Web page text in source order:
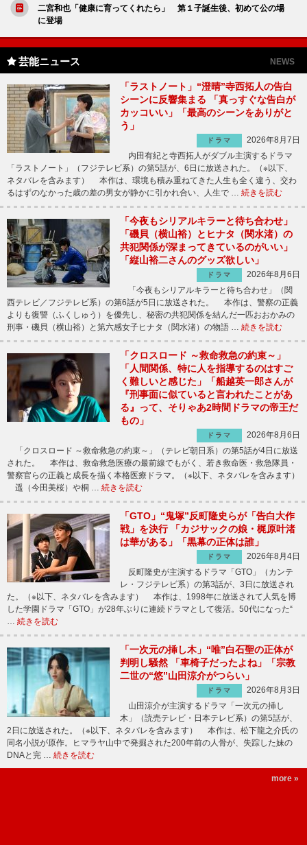
二宮和也「健康に育ってくれたら」 第１子誕生後、初めて公の場
に登場
芸能ニュース NEWS
「ラストノート」“澄晴”寺西拓人の告白
シーンに反響集まる 「真っすぐな告白が
カッコいい」「最高のシーンをありがと
う」
ドラマ
2026年8月7日
内田有紀と寺西拓人がダブル主演するドラマ
「ラストノート」（フジテレビ系）の第5話が、6日に放送された。（※以下、
ネタバレを含みます） 本作は、環境も積み重ねてきた人生も全く違う、交わ
るはずのなかった歳の差の男女が静かに引かれ合い、人生で … 続きを読む
「今夜もシリアルキラーと待ち合わせ」
「磯貝（横山裕）とヒナタ（関水渚）の
共犯関係が深まってきているのがいい」
「縦山裕二さんのグッズ欲しい」
ドラマ
2026年8月6日
「今夜もシリアルキラーと待ち合わせ」（関
西テレビ／フジテレビ系）の第6話が5日に放送された。 本作は、警察の正義
よりも復讐（ふくしゅう）を優先し、秘密の共犯関係を結んだ一匹おおかみの
刑事・磯貝（横山裕）と第六感女子ヒナタ（関水渚）の物語 … 続きを読む
「クロスロード ～救命救急の約束～」
「人間関係、特に人を指導するのはすご
く難しいと感じた」「船越英一郎さんが
『刑事面に似ていると言われたことがあ
る』って、そりゃあ2時間ドラマの帝王だ
もの」
ドラマ
2026年8月6日
「クロスロード ～救命救急の約束～」（テレビ朝日系）の第5話が4日に放送
された。 本作は、救命救急医療の最前線でもがく、若き救命医・救急隊員・
警察官らの正義と成長を描く本格医療ドラマ。（※以下、ネタバレを含みます）
遥（今田美桜）や桐 … 続きを読む
「GTO」“鬼塚”反町隆史らが「告白大作
戦」を決行 「カジサックの娘・梶原叶渚
は華がある」「黒幕の正体は誰」
ドラマ
2026年8月4日
反町隆史が主演するドラマ「GTO」（カンテ
レ・フジテレビ系）の第3話が、3日に放送され
た。（※以下、ネタバレを含みます） 本作は、1998年に放送されて人気を博
した学園ドラマ「GTO」が28年ぶりに連続ドラマとして復活。50代になった“
続きを読む
「一次元の挿し木」“唯”白石聖の正体が
判明し騒然 「車椅子だったよね」「宗教
二世の“悠”山田涼介がつらい」
ドラマ
2026年8月3日
山田涼介が主演するドラマ「一次元の挿し
木」（読売テレビ・日本テレビ系）の第5話が、
2日に放送された。（※以下、ネタバレを含みます） 本作は、松下龍之介氏の
同名小説が原作。ヒマラヤ山中で発掘された200年前の人骨が、失踪した妹の
DNAと完 … 続きを読む
more »